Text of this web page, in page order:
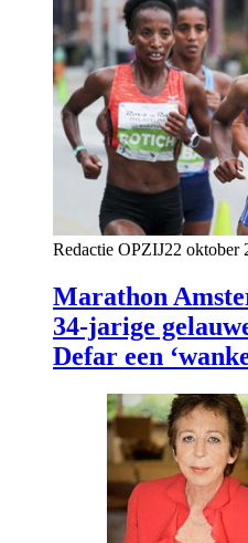
Redactie OPZIJ22 oktober
Marathon
34-jarige
Defar een